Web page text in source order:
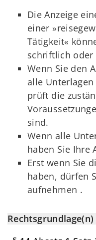
Die Anzeige
einer
Tätigkeit«
schriftlich oder
Wenn Sie den
alle
prüft die
sind.
Wenn alle
haben Sie Ihre
Erst wenn Sie
haben, dürfen
aufnehmen .
Rechtsgrundlage(n)